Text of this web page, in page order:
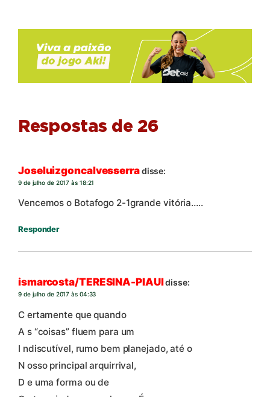
Respostas de 26
Joseluizgoncalvesserradisse:
9 de julho de 2017 às 18:21
Vencemos o Botafogo 2-1grande vitória…..
Responder
ismarcosta/TERESINA-PIAUIdisse:
9 de julho de 2017 às 04:33
C ertamente que quando
A s “coisas” fluem para um
I ndiscutível, rumo bem planejado, até o
N osso principal arquirrival,
D e uma forma ou de